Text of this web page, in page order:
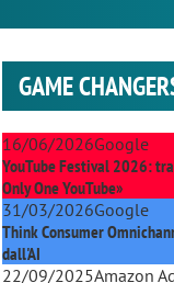
GAME
16/06/2026Google
YouTube Festival 2026:
Only One YouTube»
31/03/2026Google
Think Consumer
dall'AI
22/09/2025Amazon